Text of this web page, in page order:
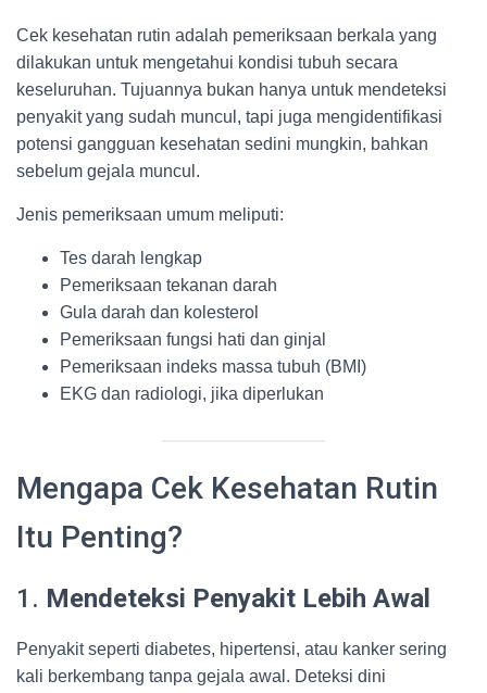
Cek kesehatan rutin adalah pemeriksaan berkala yang
dilakukan untuk mengetahui kondisi tubuh secara
keseluruhan. Tujuannya bukan hanya untuk mendeteksi
penyakit yang sudah muncul, tapi juga mengidentifikasi
potensi gangguan kesehatan sedini mungkin, bahkan
sebelum gejala muncul.
Jenis pemeriksaan umum meliputi:
Tes darah lengkap
Pemeriksaan tekanan darah
Gula darah dan kolesterol
Pemeriksaan fungsi hati dan ginjal
Pemeriksaan indeks massa tubuh (BMI)
EKG dan radiologi, jika diperlukan
Mengapa Cek Kesehatan Rutin
Itu Penting?
1. Mendeteksi Penyakit Lebih Awal
Penyakit seperti diabetes, hipertensi, atau kanker sering
kali berkembang tanpa gejala awal. Deteksi dini